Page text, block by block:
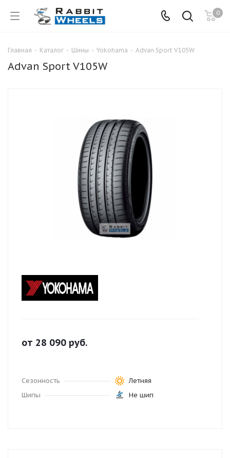
0
Главная - Каталог - Шины - Yokohama - Advan Sport V105W
Advan Sport V105W
от 28 090 руб.
Сезонность
Летняя
Шипы
Не шип